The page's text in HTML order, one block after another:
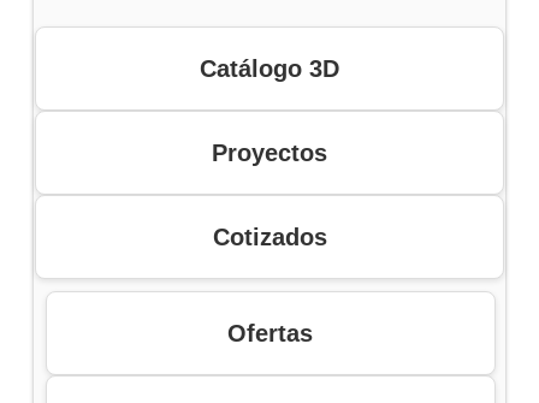
Catálogo 3D
Proyectos
Cotizados
Ofertas